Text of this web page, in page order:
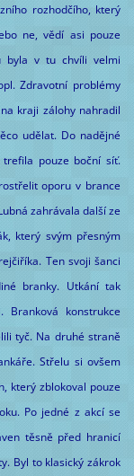
rozhodčího, který
ne, vědí asi pouze
byla v tu chvíli velmi
Zdravotní problémy
kraji zálohy nahradil
udělat. Do nadějné
pouze boční síť.
oporu v brance
zahrávala další ze
který svým přesným
Ten svoji šanci
branky. Utkání tak
konstrukce
tyč. Na druhé straně
Střelu si ovšem
který zblokoval pouze
Po jedné z akcí se
těsně před hranicí
Byl to klasický zákrok